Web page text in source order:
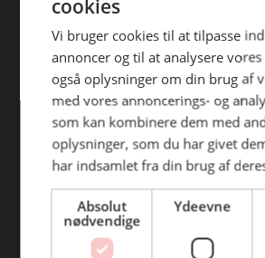
Copyright 2026 BC Catering A/S
Alle rettigheder forbeholdes
cookies
Vi bruger cookies til at tilpasse
annoncer og til at analysere
også oplysninger om din brug af
med vores annoncerings- og
som kan kombinere dem med
oplysninger, som du har givet
har indsamlet fra din brug af
Absolut
nødvendige
Ydeevne